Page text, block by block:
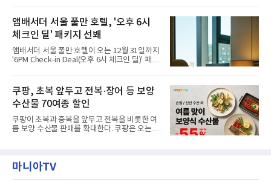
민들의 호응 속에 CFS는 즉시 행동에 나섰다. 지
난 28일 오후 전문 청소업체와
에 대해서는 외부 화재 연기 유입이라고 설명했
고, 2023년 같은 물류센터에서 발생한 화재에
대해서도 쿠팡 입주 전 공사 과정에서 벌어진 일
이라며 선을 그었다.쿠팡은 21일 인천 물류센터
내부에서 불이 타는 냄새가 났다는 의혹과 관련
해 “사실무근”이라는 입장을 밝혔다.회사 측은
“인근에서 지난 15일 다른 회사에서 발생한 대
것으로 확인됐다”고 설명했다.이어 “정확한 화
재 원인은 추후 조사될
앰배서더 서울 풀만 호텔, '오후 6시
체크인 딜' 패키지 선봬
앰배서더 서울 풀만 호텔이 오는 12월 31일까지
'6PM Check-in Deal(오후 6시 체크인 딜)' 패키
으로 여유로운 저녁 시간부터 호텔 스테이를 시
작할 수 있도록 준비됐다.앰배서더 서울 풀만 호
텔 측은 “퇴근 후 또는 주말 도심 속에서 짧지만
온전한 휴식을 원하는 고객들에게 특별한 경험
을 제공한다”고 밝혔다.패키지는 디럭스와 이그
제큐티브 두 가지 타입으로 구성된다. 디럭스 패
키지는 객실 1박(룸 온리)으로 심플한 호캉스를
스 센터 사우나 2인 이용 혜택이 포함된다.특히
클럽 앰배서더 라운지
쿠팡, 초복 앞두고 전복·장어 등 보양
수산물 70여종 할인
쿠팡이 초복과 중복을 앞두고 전복을 비롯한 여
름 보양 수산물 판매를 확대한다. 쿠팡은 오는
우 등이 포함됐다. 쿠팡은 올해 큰 크기의 전복
생산량이 늘어난 점을 반영해 주요 산지 상품을
마니아TV